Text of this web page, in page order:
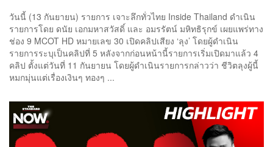
วันนี้ (13 กันยายน) รายการ เจาะลึกทั่วไทย Inside Thailand ดำเนิน
รายการโดย ดนัย เอกมหาสวัสดิ์ และ อมรรัตน์ มหิทธิรุกข์ เผยแพร่ทาง
ช่อง 9 MCOT HD หมายเลข 30 เปิดคลิปเสียง ‘ลุง’ โดยผู้ดำเนิน
รายการระบุเป็นคลิปที่ 5 หลังจากก่อนหน้านี้รายการเริ่มเปิดมาแล้ว 4
คลิป ตั้งแต่วันที่ 11 กันยายน โดยผู้ดำเนินรายการกล่าวว่า ชีวิตลุงผู้นี้
หมกมุ่นแต่เรื่องเงินๆ ทองๆ ...